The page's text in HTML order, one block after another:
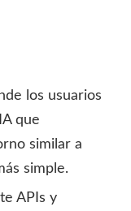
los usuarios
que
similar a
simple.
APIs y